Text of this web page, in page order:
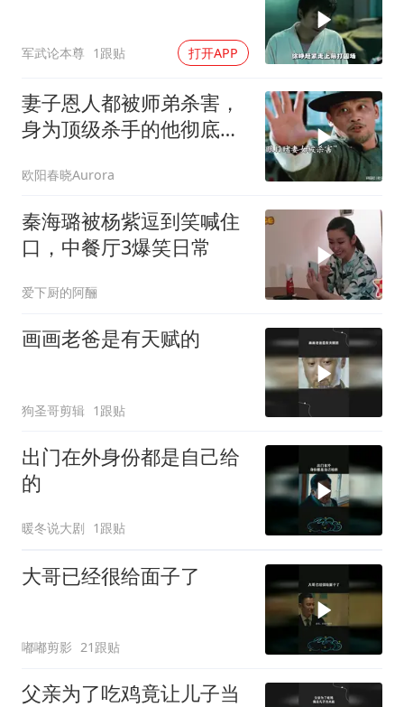
军武论本尊 1跟贴 打开APP
妻子恩人都被师弟杀害，
身为顶级杀手的他彻底怒
欧阳春晓Aurora
秦海璐被杨紫逗到笑喊住
口，中餐厅3爆笑日常
爱下厨的阿酾
画画老爸是有天赋的
狗圣哥剪辑 1跟贴
出门在外身份都是自己给
的
暖冬说大剧 1跟贴
大哥已经很给面子了
嘟嘟剪影 21跟贴
父亲为了吃鸡竟让儿子当